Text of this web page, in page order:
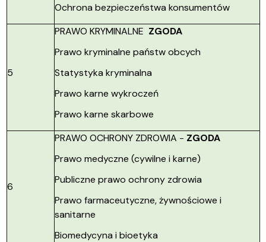
Ochrona bezpieczeństwa konsumentów
5
PRAWO KRYMINALNE ZGODA
Prawo kryminalne państw obcych
Statystyka kryminalna
Prawo karne wykroczeń
Prawo karne skarbowe
6
PRAWO OCHRONY ZDROWIA - ZGODA
Prawo medyczne (cywilne i karne)
Publiczne prawo ochrony zdrowia
Prawo farmaceutyczne, żywnościowe i
sanitarne
Biomedycyna i bioetyka